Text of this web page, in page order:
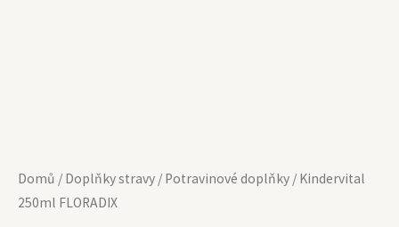
Domů / Doplňky stravy / Potravinové doplňky / Kindervital
250ml FLORADIX